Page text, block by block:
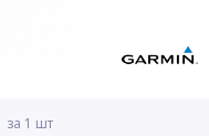
за 1 шт